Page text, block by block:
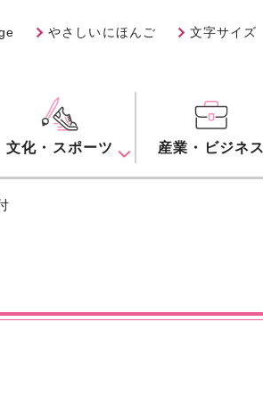
やさしいにほんご 文字サイズ
文化・スポーツ 産業・ビジネス